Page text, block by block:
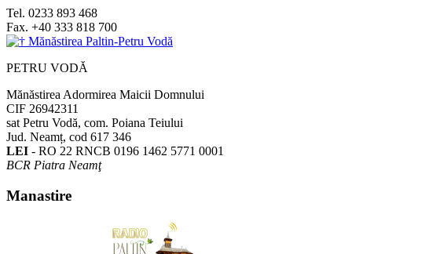
Tel. 0233 893 468
Fax. +40 333 818 700
PETRU VODĂ
Mănăstirea Adormirea Maicii Domnului
CIF 26942311
sat Petru Vodă, com. Poiana Teiului
Jud. Neamț, cod 617 346
LEI - RO 22 RNCB 0196 1462 5771 0001
BCR Piatra Neamţ
Manastire